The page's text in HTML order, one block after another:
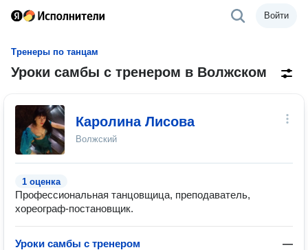
Войти
Тренеры по танцам
Уроки самбы с тренером в Волжском
Каролина Лисова
Волжский
1 оценка
Профессиональная танцовщица, преподаватель,
хореограф-постановщик.
Уроки самбы с тренером —